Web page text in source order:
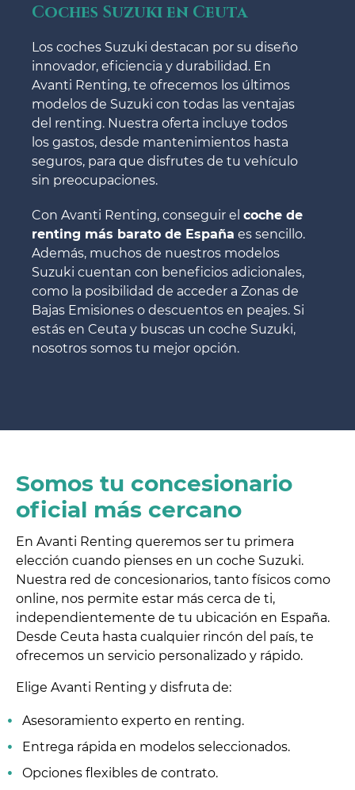
Coches Suzuki en Ceuta
Los coches Suzuki destacan por su diseño
innovador, eficiencia y durabilidad. En
Avanti Renting, te ofrecemos los últimos
modelos de Suzuki con todas las ventajas
del renting. Nuestra oferta incluye todos
los gastos, desde mantenimientos hasta
seguros, para que disfrutes de tu vehículo
sin preocupaciones.
Con Avanti Renting, conseguir el coche de
renting más barato de España es sencillo.
Además, muchos de nuestros modelos
Suzuki cuentan con beneficios adicionales,
como la posibilidad de acceder a Zonas de
Bajas Emisiones o descuentos en peajes. Si
estás en Ceuta y buscas un coche Suzuki,
nosotros somos tu mejor opción.
Somos tu concesionario
oficial más cercano
En Avanti Renting queremos ser tu primera
elección cuando pienses en un coche Suzuki.
Nuestra red de concesionarios, tanto físicos como
online, nos permite estar más cerca de ti,
independientemente de tu ubicación en España.
Desde Ceuta hasta cualquier rincón del país, te
ofrecemos un servicio personalizado y rápido.
Elige Avanti Renting y disfruta de:
Asesoramiento experto en renting.
Entrega rápida en modelos seleccionados.
Opciones flexibles de contrato.